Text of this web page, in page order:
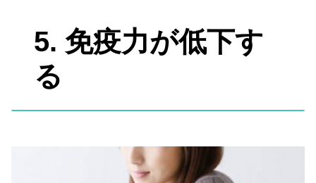
5. 免疫力が低下す
る